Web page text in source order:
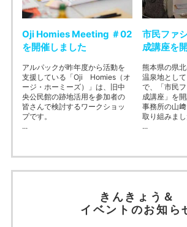
Oji Homies Meeting ＃02
を開催しました
アルパックが昨年度から活動を
支援している「Oji Homies（オ
ージ・ホーミーズ）」は、旧中
央公民館の跡地活用を参加者の
皆さんで検討するワークショッ
プです。
...
市民ファ
成講座を
熊本県の県
温泉地とし
で、「市民
成講座」を
事務所の山
取り組みまし
...
きんきょう＆
イベントのお知ら